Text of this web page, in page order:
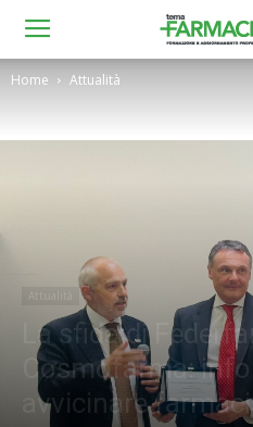
Home Attualità
La sfida di
Cosmofarma:
avvicinare